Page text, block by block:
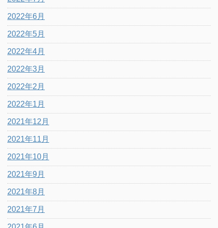
2022年6月
2022年5月
2022年4月
2022年3月
2022年2月
2022年1月
2021年12月
2021年11月
2021年10月
2021年9月
2021年8月
2021年7月